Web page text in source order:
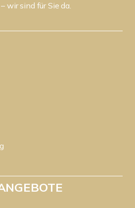
wir sind für Sie da.